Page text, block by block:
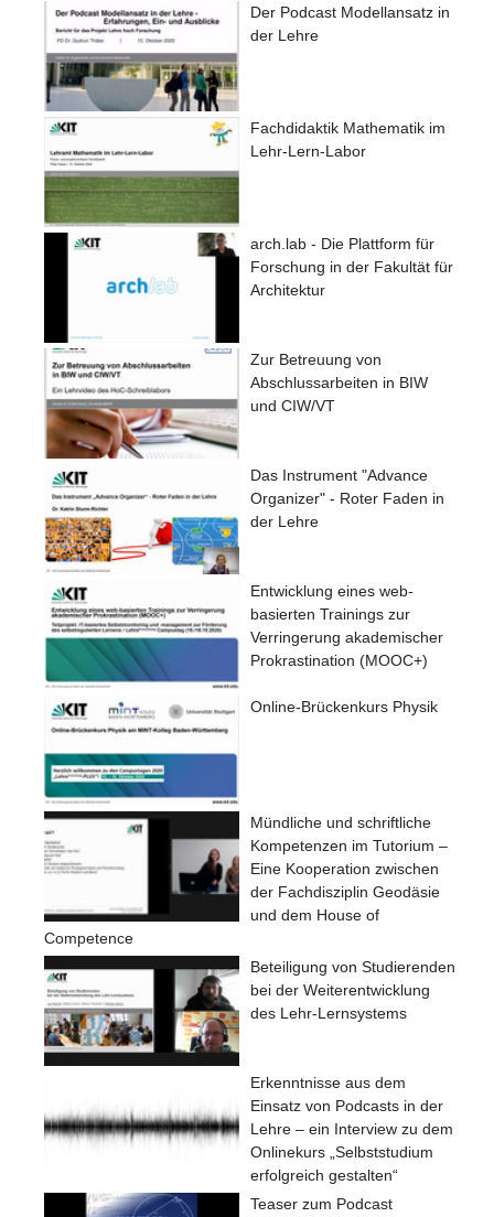
Der Podcast Modellansatz in
der Lehre
Fachdidaktik Mathematik im
Lehr-Lern-Labor
arch.lab - Die Plattform für
Forschung in der Fakultät für
Architektur
Zur Betreuung von
Abschlussarbeiten in BIW
und CIW/VT
Das Instrument "Advance
Organizer" - Roter Faden in
der Lehre
Entwicklung eines web-
basierten Trainings zur
Verringerung akademischer
Prokrastination (MOOC+)
Online-Brückenkurs Physik
Mündliche und schriftliche
Kompetenzen im Tutorium –
Eine Kooperation zwischen
der Fachdisziplin Geodäsie
und dem House of
Competence
Beteiligung von Studierenden
bei der Weiterentwicklung
des Lehr-Lernsystems
Erkenntnisse aus dem
Einsatz von Podcasts in der
Lehre – ein Interview zu dem
Onlinekurs „Selbststudium
erfolgreich gestalten“
Teaser zum Podcast